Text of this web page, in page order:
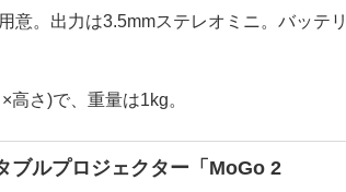
意。出力は3.5mmステレオミニ。バッテリ
さ)で、重量は1kg。
ブルプロジェクター「MoGo 2